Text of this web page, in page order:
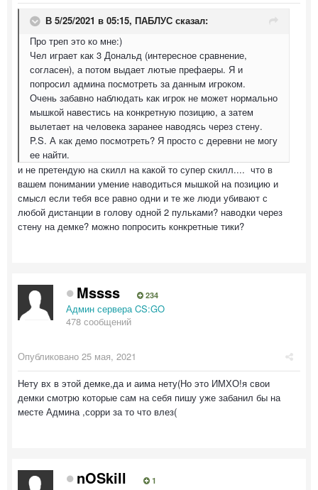
В 5/25/2021 в 05:15, ПАБЛУС сказал:
Про треп это ко мне:)
Чел играет как 3 Дональд (интересное сравнение,
согласен), а потом выдает лютые префаеры. Я и
попросил админа посмотреть за данным игроком.
Очень забавно наблюдать как игрок не может нормально
мышкой навестись на конкретную позицию, а затем
вылетает на человека заранее наводясь через стену.
P.S. А как демо посмотреть? Я просто с деревни не могу
ее найти.
и не претендую на скилл на какой то супер скилл.... что в
вашем понимании умение наводиться мышкой на позицию и
смысл если тебя все равно одни и те же люди убивают с
любой дистанции в голову одной 2 пульками? наводки через
стену на демке? можно попросить конкретные тики?
Mssss 234
Админ сервера CS:GO
478 сообщений
Опубликовано 25 мая, 2021
Нету вх в этой демке,да и аима нету(Но это ИМХО!я свои
демки смотрю которые сам на себя пишу уже забанил бы на
месте Админа ,сорри за то что влез(
nOSkill 1